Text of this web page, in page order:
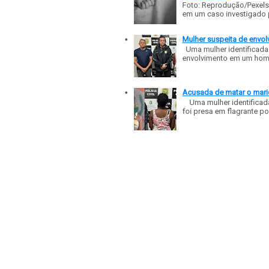
Foto: Reprodução/
em um caso investigado
Mulher suspeita de
Uma mulher
envolvimento em um
Acusada de matar o
Uma mulher
foi presa em flagrante